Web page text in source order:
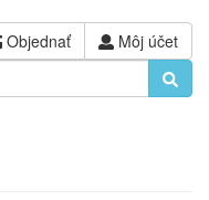
Objednať Môj účet